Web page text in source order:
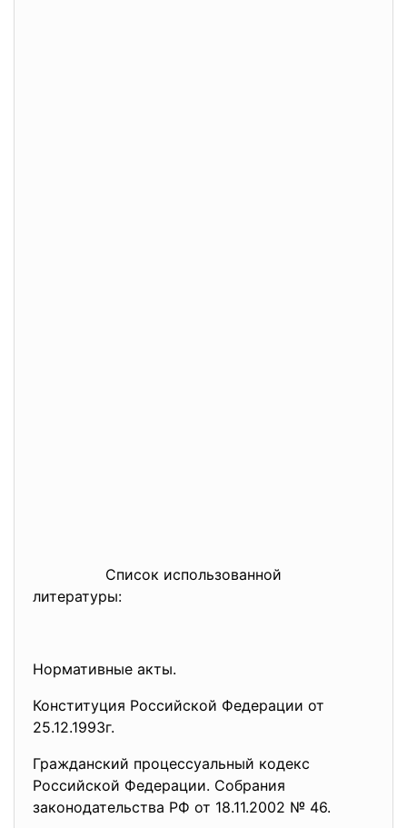
Список использованной
литературы:
Нормативные акты.
Конституция Российской Федерации от
25.12.1993г.
Гражданский процессуальный кодекс
Российской Федерации. Собрания
законодательства РФ от 18.11.2002 № 46.